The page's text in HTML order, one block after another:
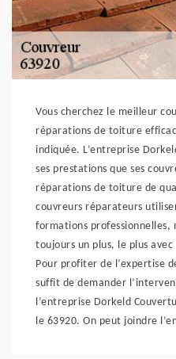
Vous cherchez le meilleur
réparations de toiture
indiquée. L’entreprise
ses prestations que ses
réparations de toiture de
couvreurs réparateurs
formations professionnelles,
toujours un plus, le plus avec
Pour profiter de l’expertise
suffit de demander
l’entreprise Dorkeld
le 63920. On peut joindre